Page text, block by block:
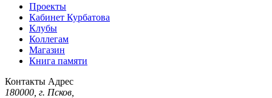
Проекты
Кабинет Курбатова
Клубы
Коллегам
Магазин
Книга памяти
Контакты Адрес
180000, г. Псков,